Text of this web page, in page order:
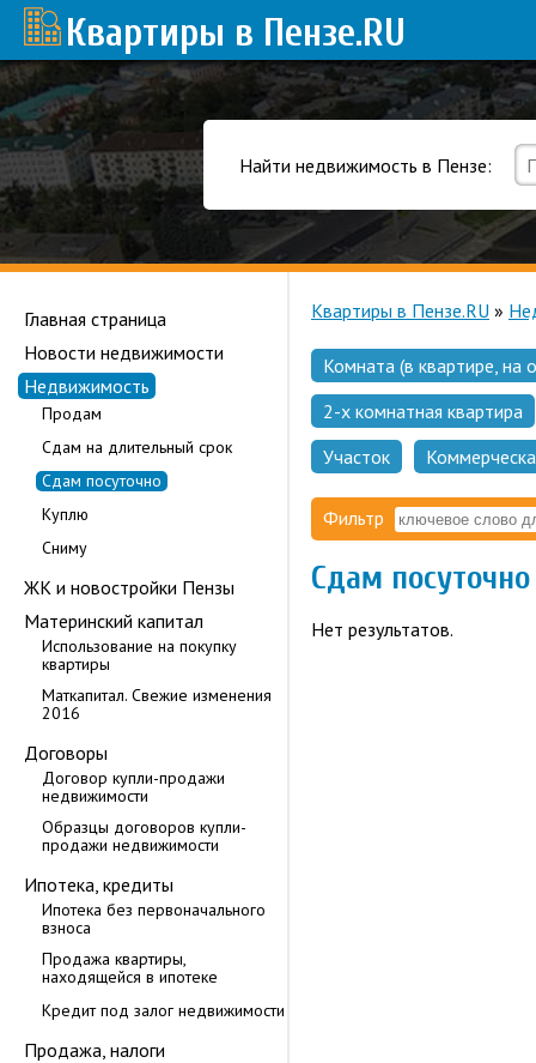
Квартиры в Пензе.RU
Найти недвижимость в Пензе:
Главная страница
Новости недвижимости
Недвижимость
Продам
Сдам на длительный срок
Сдам посуточно
Куплю
Сниму
ЖК и новостройки Пензы
Материнский капитал
Использование на покупку
квартиры
Маткапитал. Свежие изменения
2016
Договоры
Договор купли-продажи
недвижимости
Образцы договоров купли-
продажи недвижимости
Ипотека, кредиты
Ипотека без первоначального
взноса
Продажа квартиры,
находящейся в ипотеке
Кредит под залог недвижимости
Продажа, налоги
Квартиры в Пензе.RU »
Комната (в квартире, на
2-х комнатная квартира
Участок
Фильтр
Сдам
Нет результатов.